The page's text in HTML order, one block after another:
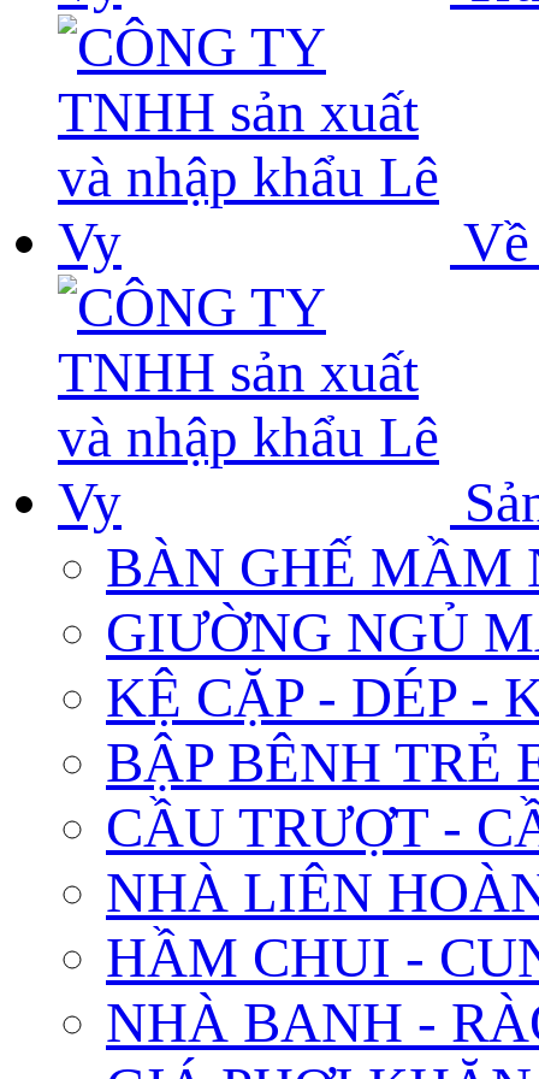
BÀN GHẾ MẦM
GIƯỜNG NGỦ
KỆ CẶP - DÉP -
BẬP BÊNH TRẺ
CẦU TRƯỢT -
NHÀ LIÊN
HẦM CHUI -
NHÀ BANH -